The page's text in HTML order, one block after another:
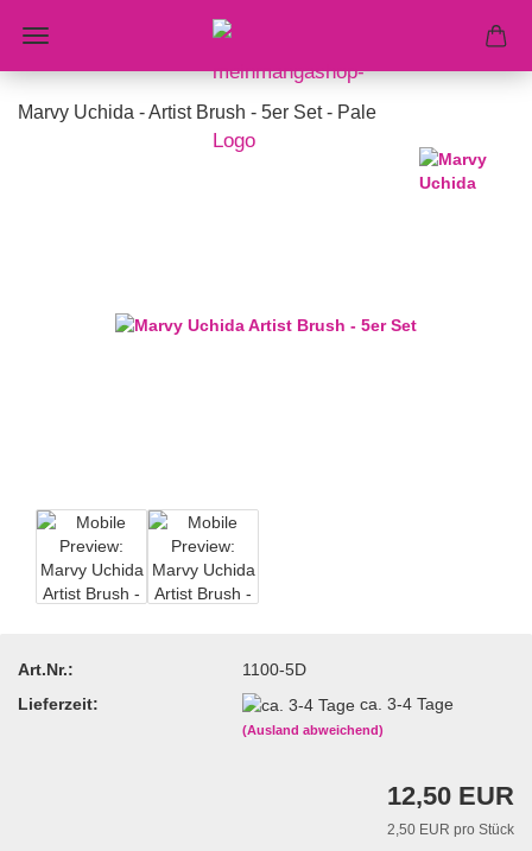
Marvy Uchida - Artist Brush - 5er Set - Pale
Art.Nr.:
1100-5D
Lieferzeit:
ca. 3-4 Tage
(Ausland abweichend)
12,50 EUR
2,50 EUR pro Stück